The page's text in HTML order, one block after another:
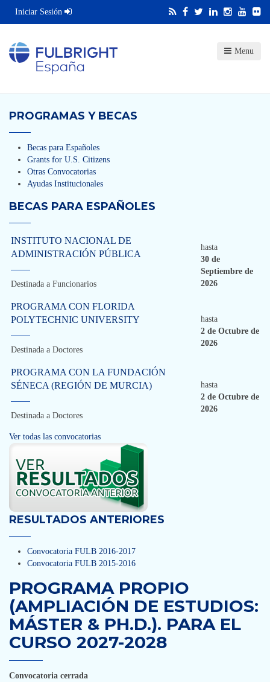
Iniciar Sesión
Menu
PROGRAMAS Y BECAS
Becas para Españoles
Grants for U.S. Citizens
Otras Convocatorias
Ayudas Institucionales
BECAS PARA ESPAÑOLES
INSTITUTO NACIONAL DE
ADMINISTRACIÓN PÚBLICA
Destinada a Funcionarios
hasta
30 de
Septiembre de
2026
PROGRAMA CON FLORIDA
POLYTECHNIC UNIVERSITY
Destinada a Doctores
hasta
2 de Octubre de
2026
PROGRAMA CON LA FUNDACIÓN
SÉNECA (REGIÓN DE MURCIA)
Destinada a Doctores
hasta
2 de Octubre de
2026
Ver todas las convocatorias
RESULTADOS ANTERIORES
Convocatoria FULB 2016-2017
Convocatoria FULB 2015-2016
PROGRAMA PROPIO
(AMPLIACIÓN DE ESTUDIOS:
MÁSTER & PH.D.). PARA EL
CURSO 2027-2028
Convocatoria cerrada